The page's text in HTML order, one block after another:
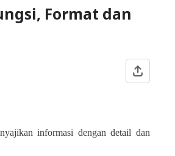
Format dan
informasi dengan detail dan